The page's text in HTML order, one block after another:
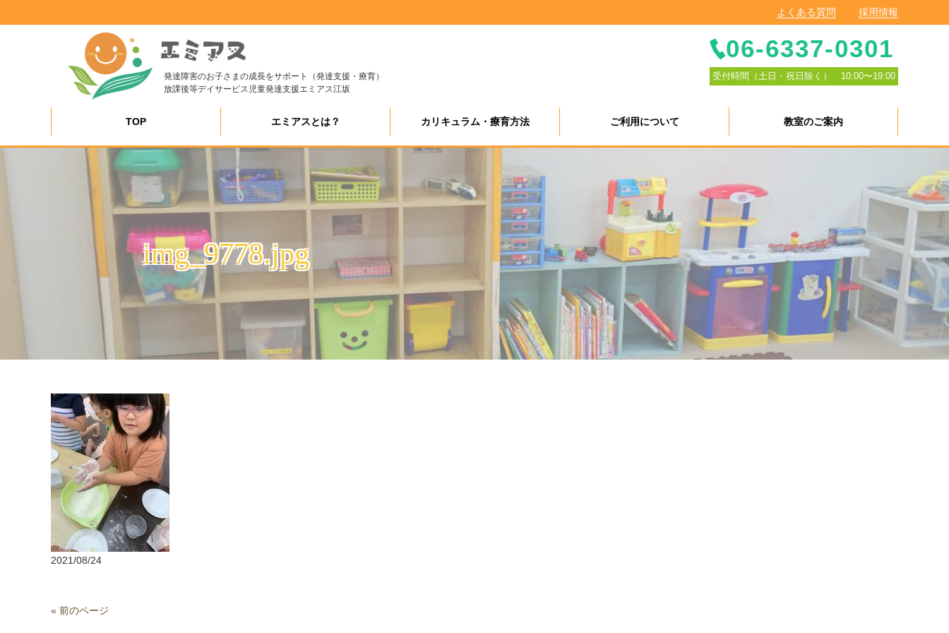
よくある質問 採用情報
発達障害のお子さまの成長をサポート（発達支援・療育）
放課後等デイサービス児童発達支援エミアス江坂
06-6337-0301
受付時間（土日・祝日除く） 10:00〜19:00
TOP エミアスとは？ カリキュラム・療育方法 ご利用について 教室のご案内
img_9778.jpg
2021/08/24
« 前のページ